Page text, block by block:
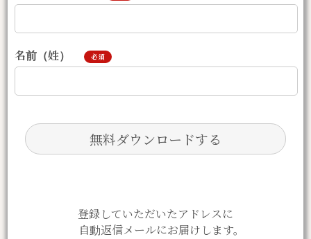
名前（姓） 必須
登録していただいたアドレスに
自動返信メールにお届けします。